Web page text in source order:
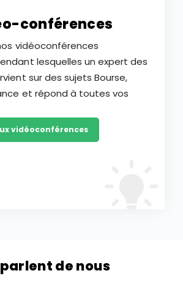
conférences
vidéoconférences
lesquelles un expert des
sur des sujets Bourse,
et répond à toutes vos
vidéoconférences
de nous